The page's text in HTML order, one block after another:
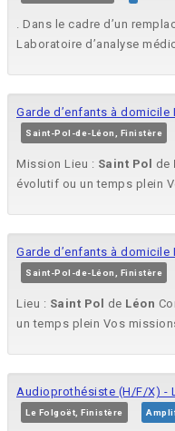
. Dans le cadre d’un
Laboratoire d’analyse
Garde d’enfants à domicile
Saint-Pol-de-Léon, Finistère
Mission Lieu : Saint Pol de
évolutif ou un temps plein
Garde d’enfants à domicile
Saint-Pol-de-Léon, Finistère
Lieu : Saint Pol de Léon
un temps plein Vos
Audioprothésiste (H/F/X) -
Le Folgoët, Finistère